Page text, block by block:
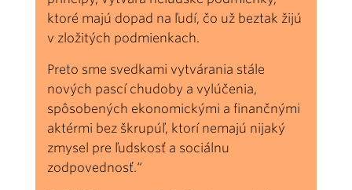
ktoré majú dopad na ľudí, čo už beztak žijú
v zložitých podmienkach.
Preto sme svedkami vytvárania stále
nových pascí chudoby a vylúčenia,
spôsobených ekonomickými a finančnými
aktérmi bez škrupúľ, ktorí nemajú nijaký
zmysel pre ľudskosť a sociálnu
zodpovednosť.“